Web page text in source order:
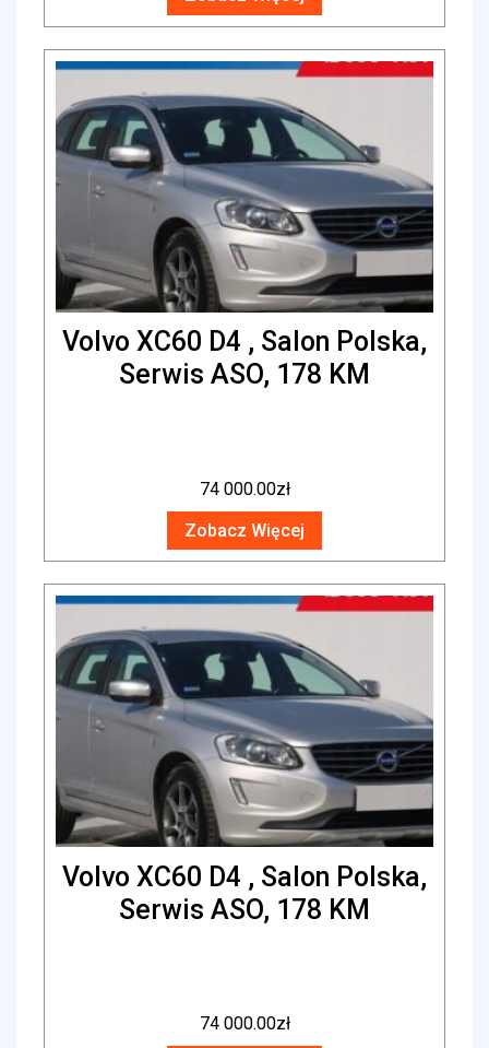
Volvo XC60 D4 , Salon Polska,
Serwis ASO, 178 KM
74 000.00zł
Zobacz Więcej
Volvo XC60 D4 , Salon Polska,
Serwis ASO, 178 KM
74 000.00zł